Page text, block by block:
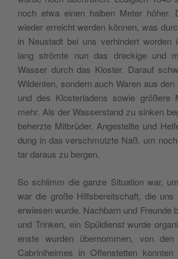
noch etwa einen hal­ben Meter höher.
wieder erre­icht wer­den kön­nen, was
in Neustadt bei uns ver­hin­dert wor­den
lang strömte nun das dreck­ige und
Wass­er durch das Kloster. Darauf
Wilden­ten, son­dern auch Waren aus
und des Kloster­ladens sowie größere
mehr. Als der Wasser­stand zu sinken
beherzte Mit­brüder, Angestellte und
dung in das ver­schmutzte Naß, um
tar daraus zu bergen.
So schlimm die ganze Sit­u­a­tion war,
war die große Hil­fs­bere­itschaft, die
erwiesen wurde. Nach­barn und Fre­unde
und Trinken, ein Spül­dienst wurde
en­ste wur­den über­nom­men, von
Cabrini­heimes in Offen­stet­ten